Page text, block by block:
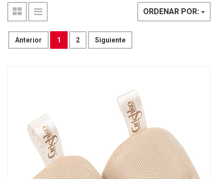
Anterior 1 2 Siguiente
ORDENAR POR: